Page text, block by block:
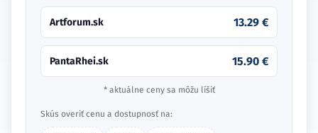
Artforum.sk 13.29 €
PantaRhei.sk 15.90 €
* aktuálne ceny sa môžu líšiť
Skús overiť cenu a dostupnosť na: